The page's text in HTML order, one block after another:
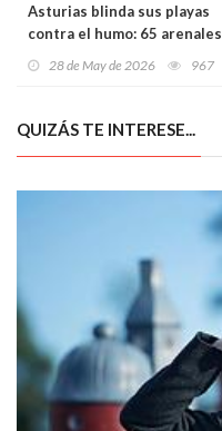
Asturias blinda sus playas
contra el humo: 65 arenales
cuenta con el respaldo
28 de May de 2026 967
QUIZÁS TE INTERESE...